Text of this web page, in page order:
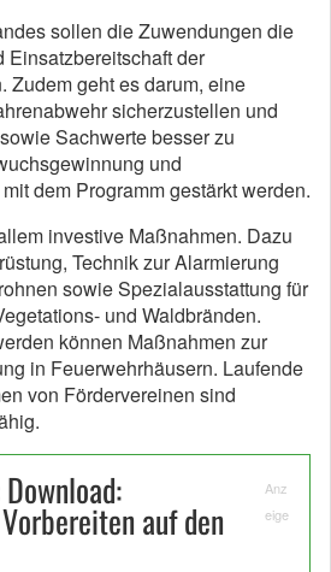
sollen die Zuwendungen die
Einsatzbereitschaft der
Zudem geht es darum, eine
sicherzustellen und
Sachwerte besser zu
und
dem Programm gestärkt werden.
investive Maßnahmen. Dazu
Technik zur Alarmierung
sowie Spezialausstattung für
und Waldbränden.
können Maßnahmen zur
in Feuerwehrhäusern. Laufende
von Fördervereinen sind
auf den
Anz
eige